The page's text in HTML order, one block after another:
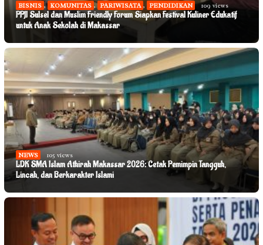
BISNIS , KOMUNITAS , PARIWISATA , PENDIDIKAN 109 views
PPJI Sulsel dan Muslim Friendly Forum Siapkan Festival Kuliner Edukatif
untuk Anak Sekolah di Makassar
NEWS 105 views
LDK SMA Islam Athirah Makassar 2026: Cetak Pemimpin Tangguh,
Lincah, dan Berkarakter Islami